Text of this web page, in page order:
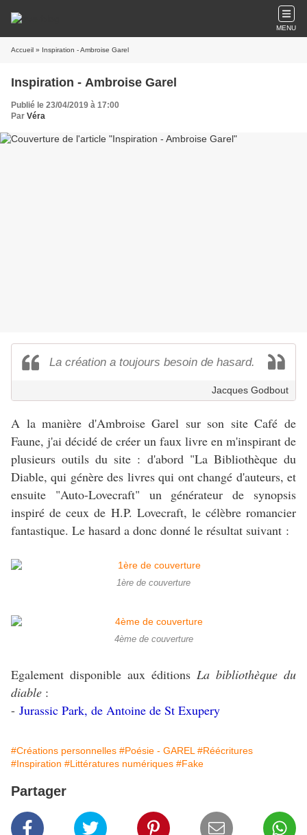
MENU
Accueil » Inspiration - Ambroise Garel
Inspiration - Ambroise Garel
Publié le 23/04/2019 à 17:00
Par Véra
La création a toujours besoin de hasard.
Jacques Godbout
A la manière d'Ambroise Garel sur son site Café de
Faune, j'ai décidé de créer un faux livre en m'inspirant de
plusieurs outils du site : d'abord "La Bibliothèque du
Diable, qui génère des livres qui ont changé d'auteurs, et
ensuite "Auto-Lovecraft" un générateur de synopsis
inspiré de ceux de H.P. Lovecraft, le célèbre romancier
fantastique. Le hasard a donc donné le résultat suivant :
1ère de couverture
4ème de couverture
Egalement disponible aux éditions La bibliothèque du
diable :
- Jurassic Park, de Antoine de St Exupery
#Créations personnelles #Poésie - GAREL #Réécritures
#Inspiration #Littératures numériques #Fake
Partager